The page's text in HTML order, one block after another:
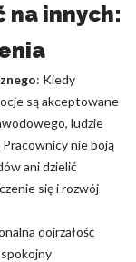
na innych:
: Kiedy
są akceptowane
ludzie
nie boją
ani dzielić
się i rozwój
dojrzałość